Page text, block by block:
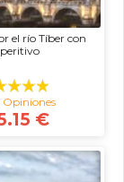
el río Tíber con
Opiniones
€